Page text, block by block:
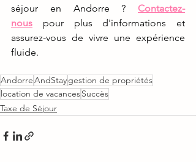
séjour en Andorre ? Contactez-
nous pour plus d'informations et
assurez-vous de vivre une expérience
fluide.
AndorreAndStaygestion de propriétés
location de vacancesSuccès
Taxe de Séjour